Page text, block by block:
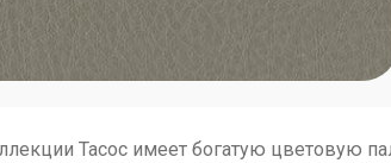
Тасос имеет богатую цветовую